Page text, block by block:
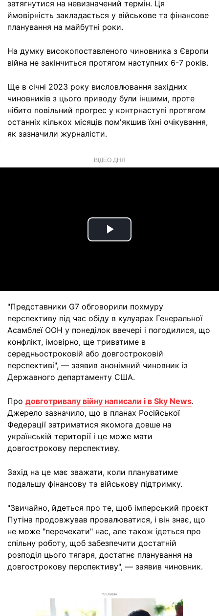
затягнутися на невизначений термін. Ця
ймовірність закладається у військове та фінансове
планування на майбутні роки.
На думку високопоставленого чиновника з Європи
війна не закінчиться протягом наступних 6-7 років.
Ще в січні 2023 року висловлювання західних
чиновників з цього приводу були іншими, проте
нібито повільний прогрес у контрнаступі протягом
останніх кількох місяців пом'якшив їхні очікування,
як зазначили журналісти.
ВІДЕО ДНЯ
Play
"Представники G7 обговорили похмуру
перспективу під час обіду в кулуарах Генеральної
Асамблеї ООН у понеділок ввечері і погодилися, що
конфлікт, імовірно, ще триватиме в
середньостроковій або довгостроковій
перспективі", — заявив анонімний чиновник із
Державного департаменту США.
Про довготривалу війну написали і в Sky News.
Джерело зазначило, що в планах Російської
Федерації затриматися якомога довше на
українській території і це може мати
довгострокову перспективу.
Захід на це має зважати, коли плануватиме
подальшу фінансову та військову підтримку.
"Звичайно, йдеться про те, щоб імперський проєкт
Путіна продовжував провалюватися, і він знає, що
не може "перечекати" нас, але також ідеться про
спільну роботу, щоб забезпечити достатній
розподіл цього тягаря, достатнє планування на
довгострокову перспективу", — заявив чиновник.
РЕКЛАМА